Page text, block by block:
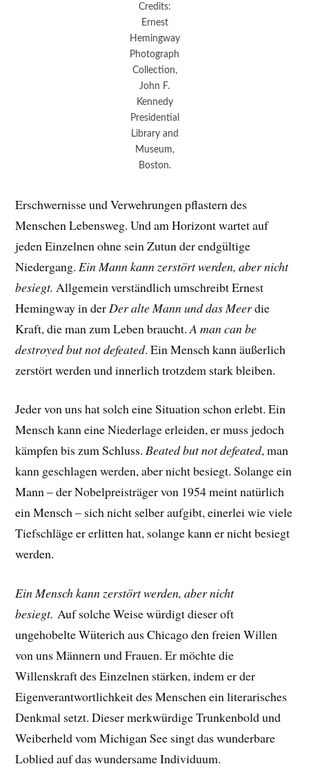
Credits:
Ernest
Hemingway
Photograph
Collection,
John F.
Kennedy
Presidential
Library and
Museum,
Boston.
Erschwernisse und Verwehrungen pflastern des
Menschen Lebensweg. Und am Horizont wartet auf
jeden Einzelnen ohne sein Zutun der endgültige
Niedergang. Ein Mann kann zerstört werden, aber nicht
besiegt. Allgemein verständlich umschreibt Ernest
Hemingway in der Der alte Mann und das Meerdie
Kraft, die man zum Leben braucht.A man can be
destroyed but not defeated. Ein Mensch kann äußerlich
zerstört werden und innerlich trotzdem stark bleiben.
Jeder von uns hat solch eine Situation schon erlebt. Ein
Mensch kann eine Niederlage erleiden, er muss jedoch
kämpfen bis zum Schluss.Beated but not defeated, man
kann geschlagen werden, aber nicht besiegt. Solange ein
Mann – der Nobelpreisträger von 1954 meint natürlich
ein Mensch – sich nicht selber aufgibt, einerlei wie viele
Tiefschläge er erlitten hat, solange kann er nicht besiegt
werden.
Ein Mensch kann zerstört werden, aber nicht
besiegt. Auf solche Weise würdigt dieser oft
ungehobelte Wüterich aus Chicago den freien Willen
von uns Männern und Frauen. Er möchte die
Willenskraft des Einzelnen stärken, indem er der
Eigenverantwortlichkeit des Menschen ein literarisches
Denkmal setzt. Dieser merkwürdige Trunkenbold und
Weiberheld vom Michigan See singt das wunderbare
Loblied auf das wundersame Individuum.